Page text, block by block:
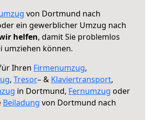
von Dortmund nach
ein gewerblicher Umzug nach
helfen, damit Sie problemlos
umziehen können.
Ihren Firmenumzug,
, Tresor– & Klaviertransport,
in Dortmund, Fernumzug oder
Beiladung von Dortmund nach